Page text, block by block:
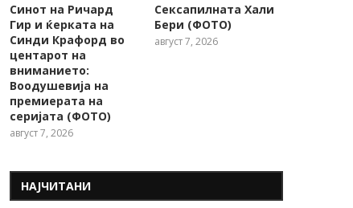
Синот на Ричард
Гир и ќерката на
Синди Крафорд во
центарот на
вниманието:
Воодушевија на
премиерата на
серијата (ФОТО)
август 7, 2026
Сексапилната Хали
Бери (ФОТО)
август 7, 2026
НАЈЧИТАНИ